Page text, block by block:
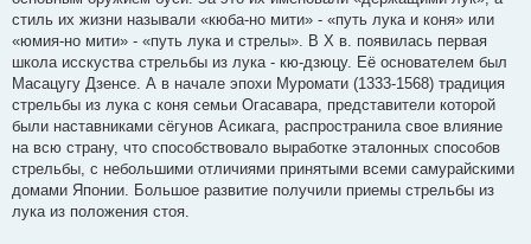
стиль их жизни называли «кюба-но мити» - «путь лука и коня» или
«юмия-но мити» - «путь лука и стрелы». В X в. появилась первая
школа исскуства стрельбы из лука - кю-дзюцу. Её основателем был
Масацугу Дзенсе. А в начале эпохи Муромати (1333-1568) традиция
стрельбы из лука с коня семьи Огасавара, представители которой
были наставниками сёгунов Асикага, распространила свое влияние
на всю страну, что способствовало выработке эталонных способов
стрельбы, с небольшими отличиями принятыми всеми самурайскими
домами Японии. Большое развитие получили приемы стрельбы из
лука из положения стоя.